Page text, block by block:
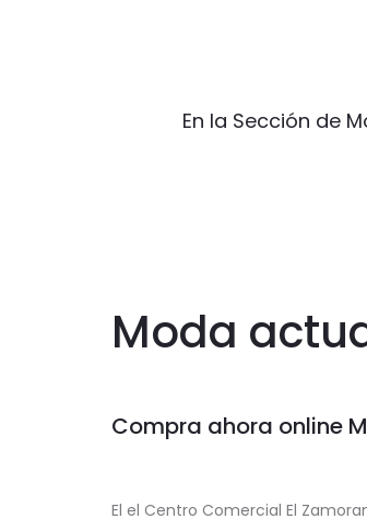
En la Sección de
Moda
Compra ahora online
El el Centro Comercial El